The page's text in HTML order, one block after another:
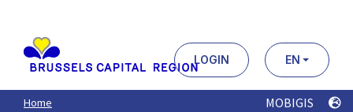
contenu
principal
LOGIN EN
Home MOBIGIS